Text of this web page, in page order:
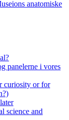
anatomiske
panelerne i vores
curiosity or for
science and